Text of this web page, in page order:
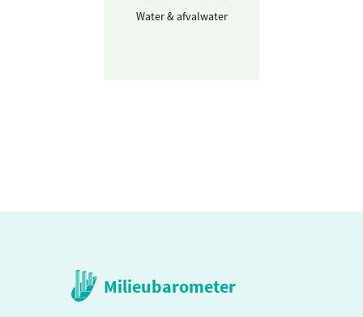
Water & afvalwater
Milieubarometer